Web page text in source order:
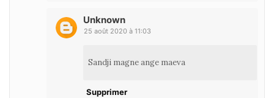
Unknown
25 août 2020 à 11:03
Sandji magne ange maeva
Supprimer